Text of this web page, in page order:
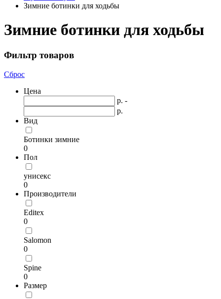
Зимние ботинки для ходьбы
Зимние ботинки для ходьбы
Фильтр товаров
Сброс
Цена
р. -
р.
Вид
Ботинки зимние
0
Пол
унисекс
0
Производители
Editex
0
Salomon
0
Spine
0
Размер